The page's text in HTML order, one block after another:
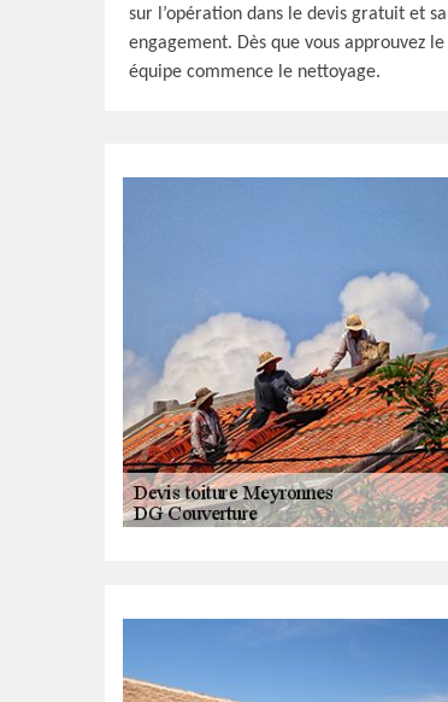
sur l’opération dans le devis gratuit et
engagement. Dès que vous approuvez le
équipe commence le nettoyage.